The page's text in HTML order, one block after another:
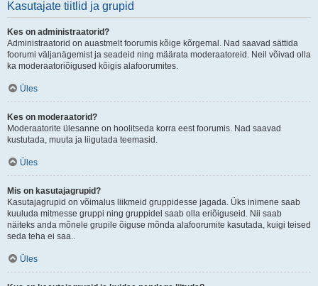
Kasutajate tiitlid ja grupid
Kes on administraatorid?
Administraatorid on auastmelt foorumis kõige kõrgemal. Nad saavad sättida
foorumi väljanägemist ja seadeid ning määrata moderaatoreid. Neil võivad olla
ka moderaatoriõigused kõigis alafoorumites.
Üles
Kes on moderaatorid?
Moderaatorite ülesanne on hoolitseda korra eest foorumis. Nad saavad
kustutada, muuta ja liigutada teemasid.
Üles
Mis on kasutajagrupid?
Kasutajagrupid on võimalus liikmeid gruppidesse jagada. Üks inimene saab
kuuluda mitmesse gruppi ning gruppidel saab olla eriõiguseid. Nii saab
näiteks anda mõnele grupile õiguse mõnda alafoorumite kasutada, kuigi teised
seda teha ei saa..
Üles